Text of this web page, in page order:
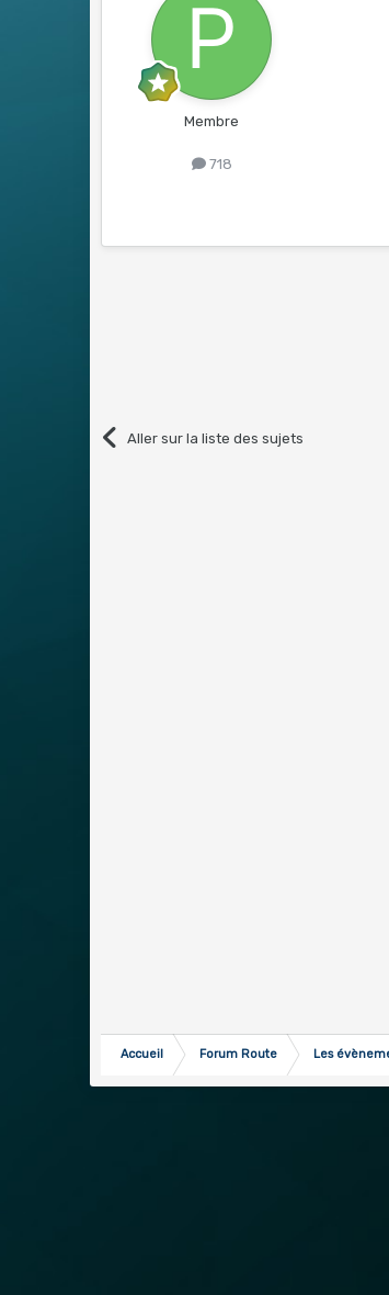
Membre
718
Aller sur la liste des sujets
Accueil Forum Route Les